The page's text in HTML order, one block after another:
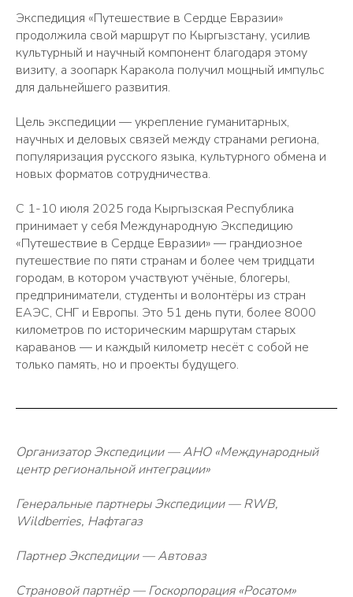
Экспедиция «Путешествие в Сердце Евразии»
продолжила свой маршрут по Кыргызстану, усилив
культурный и научный компонент благодаря этому
визиту, а зоопарк Каракола получил мощный импульс
для дальнейшего развития.
Цель экспедиции — укрепление гуманитарных,
научных и деловых связей между странами региона,
популяризация русского языка, культурного обмена и
новых форматов сотрудничества.
С 1-10 июля 2025 года Кыргызская Республика
принимает у себя Международную Экспедицию
«Путешествие в Сердце Евразии» — грандиозное
путешествие по пяти странам и более чем тридцати
городам, в котором участвуют учёные, блогеры,
предприниматели, студенты и волонтёры из стран
ЕАЭС, СНГ и Европы. Это 51 день пути, более 8000
километров по историческим маршрутам старых
караванов — и каждый километр несёт с собой не
только память, но и проекты будущего.
Организатор Экспедиции — АНО «Международный
центр региональной интеграции»
Генеральные партнеры Экспедиции — RWB,
Wildberries, Нафтагаз
Партнер Экспедиции — Автоваз
Страновой партнёр — Госкорпорация «Росатом»